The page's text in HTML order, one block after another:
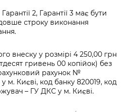
Гарантії 2, Гарантії 3 має бути
строку виконання
внеску у розмірі 4 250,00 грн
гривень 00 копійок) без
рахунок №
м. Києві, код банку 820019, код
– ГУ ДКС у м. Києві.